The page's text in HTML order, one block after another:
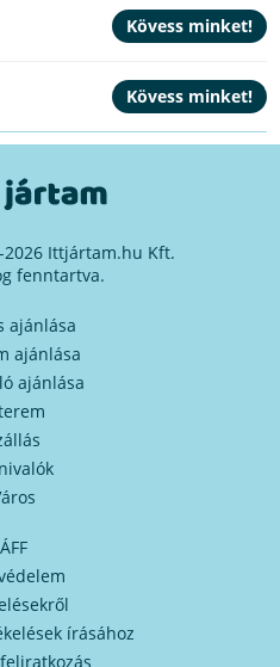
Ittjártam.hu Kft.
fenntartva.
ajánlása
ajánlása
ajánlása
ÁFF
írásához